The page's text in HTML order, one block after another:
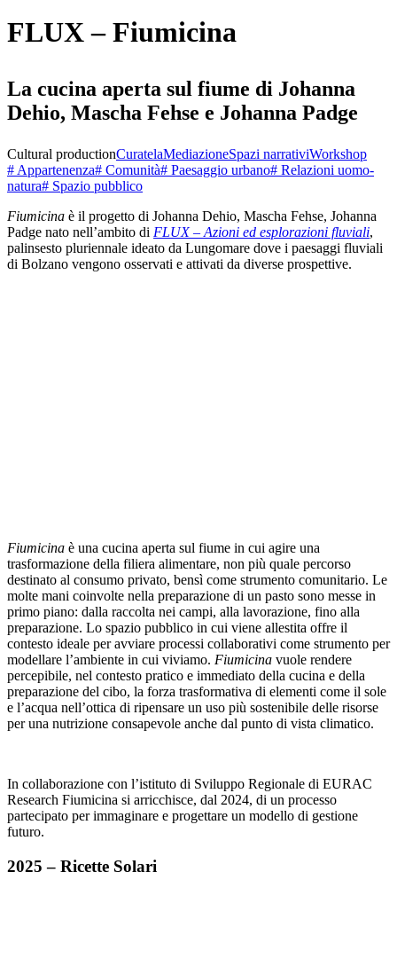
FLUX – Fiumicina
La cucina aperta sul fiume di Johanna
Dehio, Mascha Fehse e Johanna Padge
Cultural productionCuratelaMediazioneSpazi narrativiWorkshop
# Appartenenza# Comunità# Paesaggio urbano# Relazioni uomo-
natura# Spazio pubblico
Fiumicina è il progetto di Johanna Dehio, Mascha Fehse, Johanna
Padge nato nell’ambito di FLUX – Azioni ed esplorazioni fluviali,
palinsesto pluriennale ideato da Lungomare dove i paesaggi fluviali
di Bolzano vengono osservati e attivati da diverse prospettive.
Fiumicina è una cucina aperta sul fiume in cui agire una
trasformazione della filiera alimentare, non più quale percorso
destinato al consumo privato, bensì come strumento comunitario. Le
molte mani coinvolte nella preparazione di un pasto sono messe in
primo piano: dalla raccolta nei campi, alla lavorazione, fino alla
preparazione. Lo spazio pubblico in cui viene allestita offre il
contesto ideale per avviare processi collaborativi come strumento per
modellare l’ambiente in cui viviamo. Fiumicina vuole rendere
percepibile, nel contesto pratico e immediato della cucina e della
preparazione del cibo, la forza trasformativa di elementi come il sole
e l’acqua nell’ottica di ripensare un uso più sostenibile delle risorse
per una nutrizione consapevole anche dal punto di vista climatico.
In collaborazione con l’istituto di Sviluppo Regionale di EURAC
Research Fiumicina si arricchisce, dal 2024, di un processo
partecipato per immaginare e progettare un modello di gestione
futuro.
2025 – Ricette Solari